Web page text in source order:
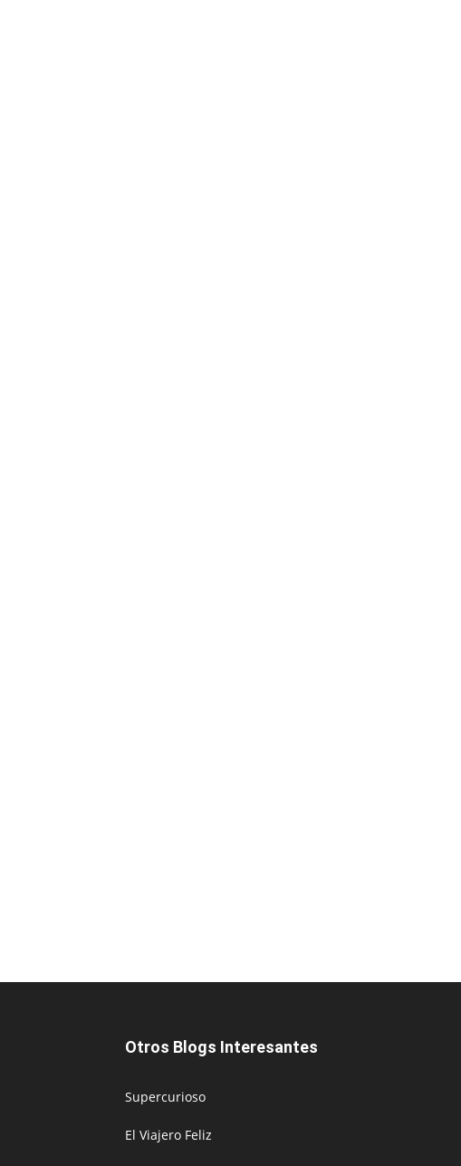
Otros Blogs Interesantes
Supercurioso
El Viajero Feliz